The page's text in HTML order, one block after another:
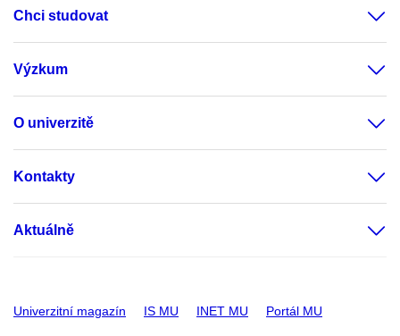
Chci studovat
Výzkum
O univerzitě
Kontakty
Aktuálně
Univerzitní magazín IS MU INET MU Portál MU